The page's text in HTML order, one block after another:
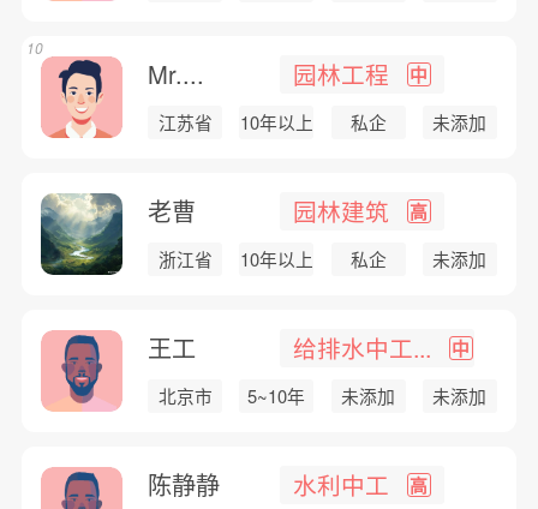
Mr.... 园林工程 中
江苏省 10年以上 私企 未添加
10
老曹 园林建筑 高
浙江省 10年以上 私企 未添加
王工 给排水中工... 中
北京市 5~10年 未添加 未添加
陈静静 水利中工 高